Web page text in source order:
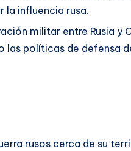
la influencia rusa.
militar entre Rusia y
las políticas de defensa
rusos cerca de su